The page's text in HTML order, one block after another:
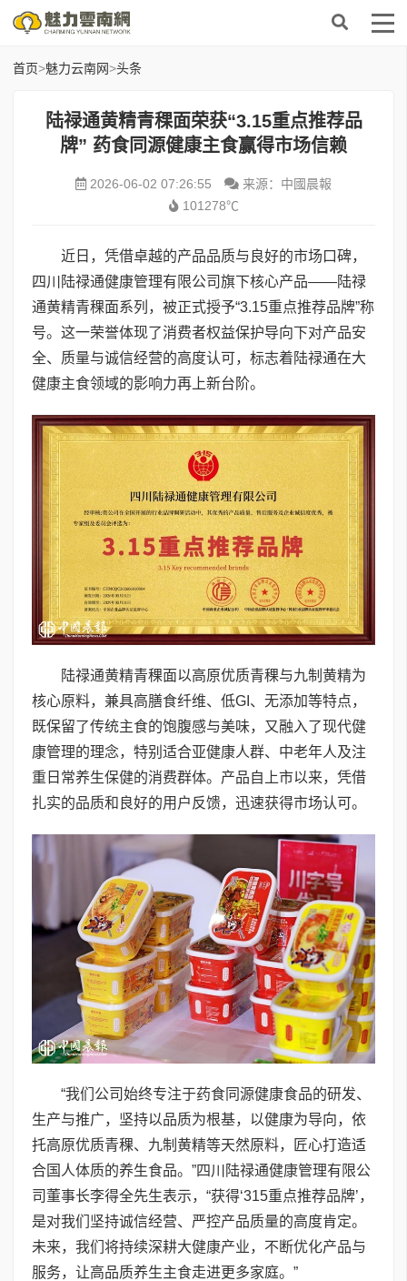
首页>魅力云南网>头条
陆禄通黄精青稞面荣获“3.15重点推荐品
牌” 药食同源健康主食赢得市场信赖
2026-06-02 07:26:55
来源：中國晨報
101278℃
近日，凭借卓越的产品品质与良好的市场口碑，
四川陆禄通健康管理有限公司旗下核心产品——陆禄
通黄精青稞面系列，被正式授予“3.15重点推荐品牌”称
号。这一荣誉体现了消费者权益保护导向下对产品安
全、质量与诚信经营的高度认可，标志着陆禄通在大
健康主食领域的影响力再上新台阶。
陆禄通黄精青稞面以高原优质青稞与九制黄精为
核心原料，兼具高膳食纤维、低GI、无添加等特点，
既保留了传统主食的饱腹感与美味，又融入了现代健
康管理的理念，特别适合亚健康人群、中老年人及注
重日常养生保健的消费群体。产品自上市以来，凭借
扎实的品质和良好的用户反馈，迅速获得市场认可。
“我们公司始终专注于药食同源健康食品的研发、
生产与推广，坚持以品质为根基，以健康为导向，依
托高原优质青稞、九制黄精等天然原料，匠心打造适
合国人体质的养生食品。”四川陆禄通健康管理有限公
司董事长李得全先生表示，“获得‘315重点推荐品牌’，
是对我们坚持诚信经营、严控产品质量的高度肯定。
未来，我们将持续深耕大健康产业，不断优化产品与
服务，让高品质养生主食走进更多家庭。”